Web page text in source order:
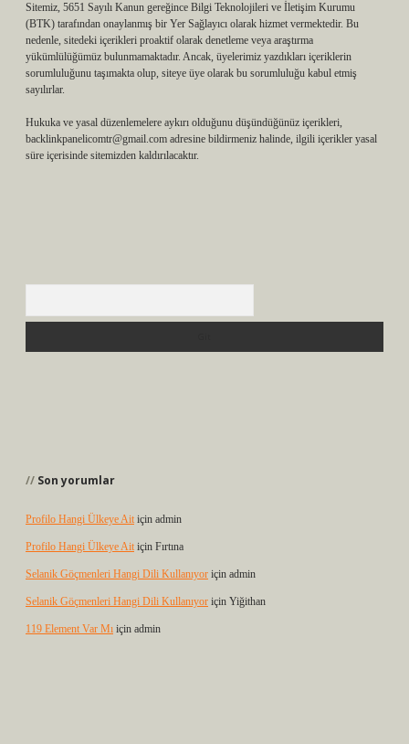
Sitemiz, 5651 Sayılı Kanun gereğince Bilgi Teknolojileri ve İletişim Kurumu
(BTK) tarafından onaylanmış bir Yer Sağlayıcı olarak hizmet vermektedir. Bu
nedenle, sitedeki içerikleri proaktif olarak denetleme veya araştırma
yükümlülüğümüz bulunmamaktadır. Ancak, üyelerimiz yazdıkları içeriklerin
sorumluluğunu taşımakta olup, siteye üye olarak bu sorumluluğu kabul etmiş
sayılırlar.
Hukuka ve yasal düzenlemelere aykırı olduğunu düşündüğünüz içerikleri,
backlinkpanelicomtr@gmail.com adresine bildirmeniz halinde, ilgili içerikler yasal
süre içerisinde sitemizden kaldırılacaktır.
Son yorumlar
Profilo Hangi Ülkeye Ait için admin
Profilo Hangi Ülkeye Ait için Fırtına
Selanik Göçmenleri Hangi Dili Kullanıyor için admin
Selanik Göçmenleri Hangi Dili Kullanıyor için Yiğithan
119 Element Var Mı için admin